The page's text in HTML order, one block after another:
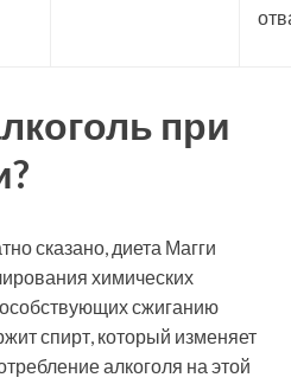
при
сказано, диета Магги
химических
сжиганию
спирт, который изменяет
алкоголя на этой